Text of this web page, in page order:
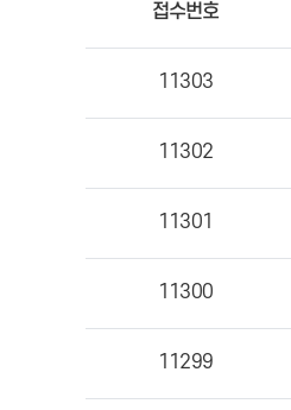
접수번호
11303
11302
11301
11300
11299